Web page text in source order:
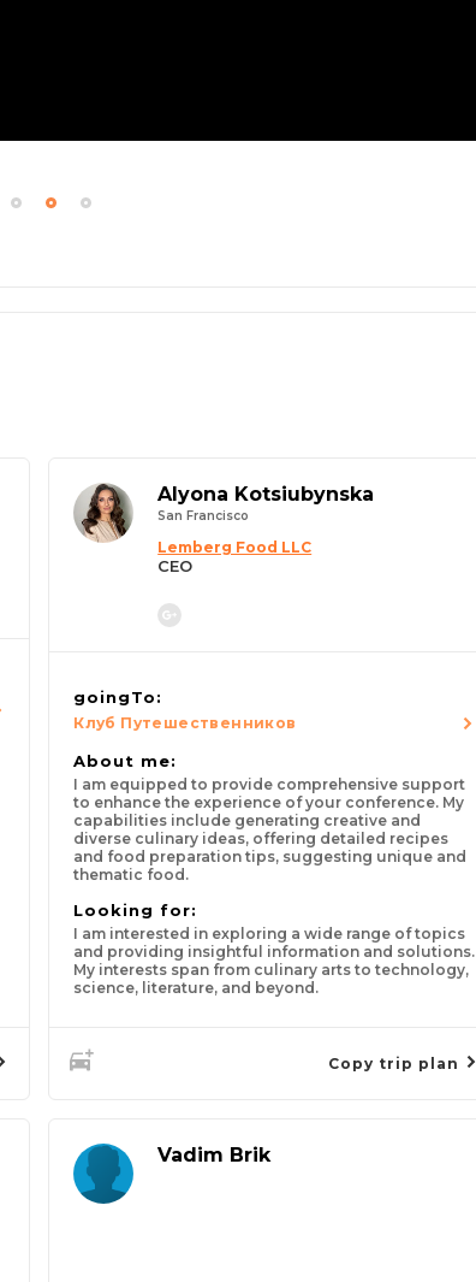
Alyona Kotsiubynska
San Francisco
Lemberg Food LLC
CEO
goingTo:
Клуб Путешественников
About me:
I am equipped to provide comprehensive support
to enhance the experience of your conference. My
capabilities include generating creative and
diverse culinary ideas, offering detailed recipes
and food preparation tips, suggesting unique and
thematic food.
Looking for:
I am interested in exploring a wide range of topics
and providing insightful information and solutions.
My interests span from culinary arts to technology,
science, literature, and beyond.
Copy trip plan
Vadim Brik